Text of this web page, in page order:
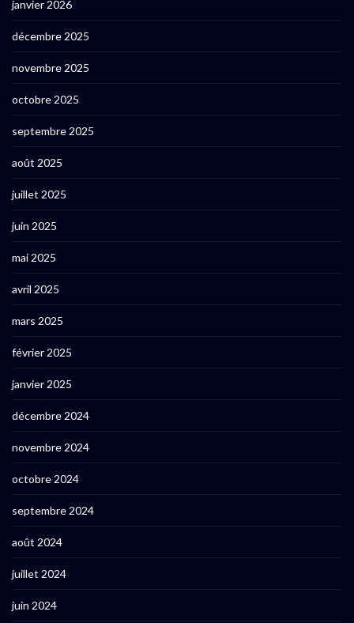
janvier 2026
décembre 2025
novembre 2025
octobre 2025
septembre 2025
août 2025
juillet 2025
juin 2025
mai 2025
avril 2025
mars 2025
février 2025
janvier 2025
décembre 2024
novembre 2024
octobre 2024
septembre 2024
août 2024
juillet 2024
juin 2024